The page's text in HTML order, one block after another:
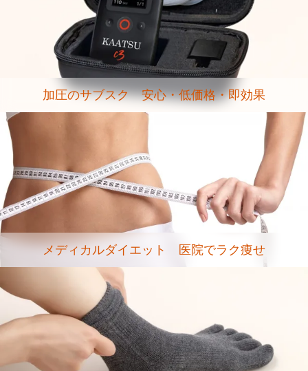
加圧のサブスク 安心・低価格・即効果
メディカルダイエット 医院でラク痩せ